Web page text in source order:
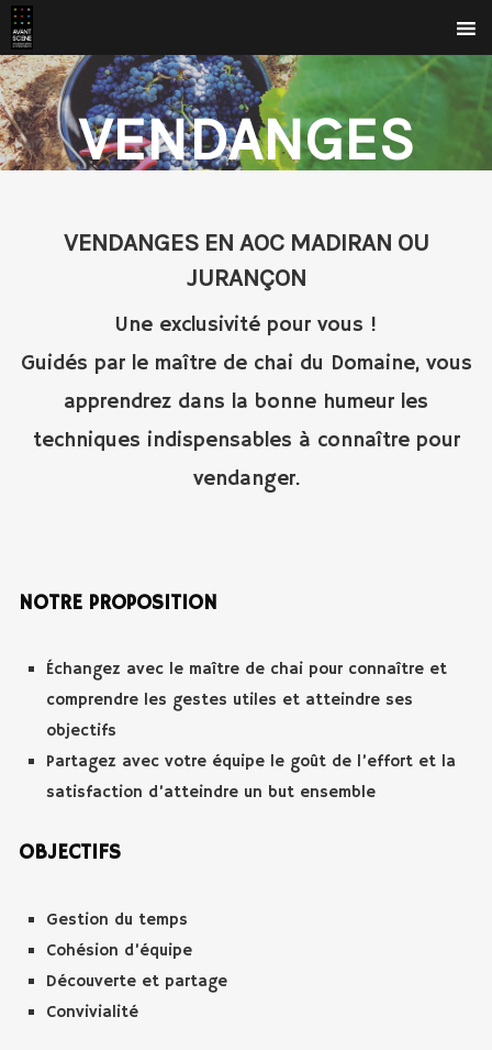
VENDANGES
VENDANGES EN AOC MADIRAN OU
JURANÇON
Une exclusivité pour vous !
Guidés par le maître de chai du Domaine, vous
apprendrez dans la bonne humeur les
techniques indispensables à connaître pour
vendanger.
NOTRE PROPOSITION
Échangez avec le maître de chai pour connaître et
comprendre les gestes utiles et atteindre ses
objectifs
Partagez avec votre équipe le goût de l’effort et la
satisfaction d’atteindre un but ensemble
OBJECTIFS
Gestion du temps
Cohésion d’équipe
Découverte et partage
Convivialité